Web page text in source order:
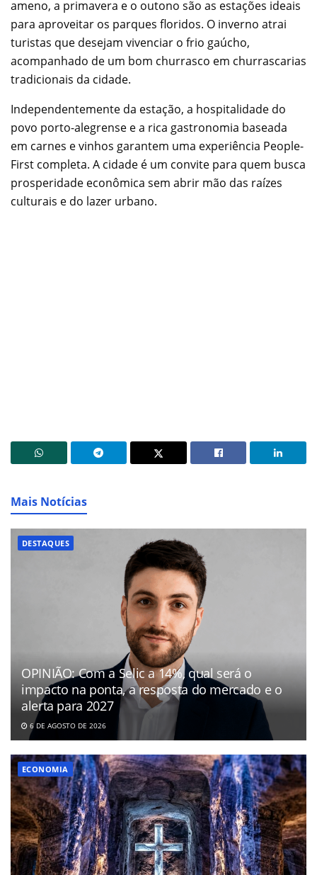
ameno, a primavera e o outono são as estações ideais
para aproveitar os parques floridos. O inverno atrai
turistas que desejam vivenciar o frio gaúcho,
acompanhado de um bom churrasco em churrascarias
tradicionais da cidade.
Independentemente da estação, a hospitalidade do
povo porto-alegrense e a rica gastronomia baseada
em carnes e vinhos garantem uma experiência People-
First completa. A cidade é um convite para quem busca
prosperidade econômica sem abrir mão das raízes
culturais e do lazer urbano.
Mais Notícias
DESTAQUES
OPINIÃO: Com a Selic a 14%, qual será o
impacto na ponta, a resposta do mercado e o
alerta para 2027
6 DE AGOSTO DE 2026
ECONOMIA